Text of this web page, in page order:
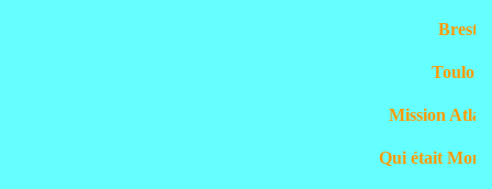
Brest
Toulon
Mission
Qui était